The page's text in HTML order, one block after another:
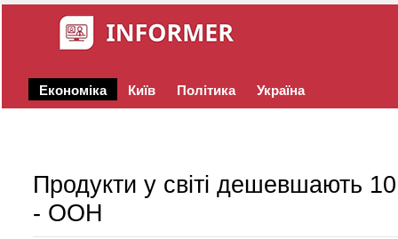
Економіка Київ Політика Україна
Продукти у світі дешевшають 10
- ООН